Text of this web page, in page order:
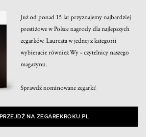
Już od ponad 15 lat przyznajemy najbardziej
prestiżowe w Polsce nagrody dla najlepszych
zegarków. Laureata w jednej z kategorii
wybieracie również Wy – czytelnicy naszego
magazynu.
Sprawdź nominowane zegarki!
PRZEJDŹ NA ZEGAREKROKU.PL